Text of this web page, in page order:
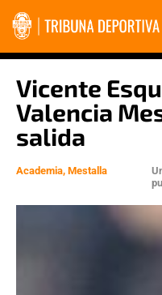
Vicente
Valencia
salida
Academia, Mestalla